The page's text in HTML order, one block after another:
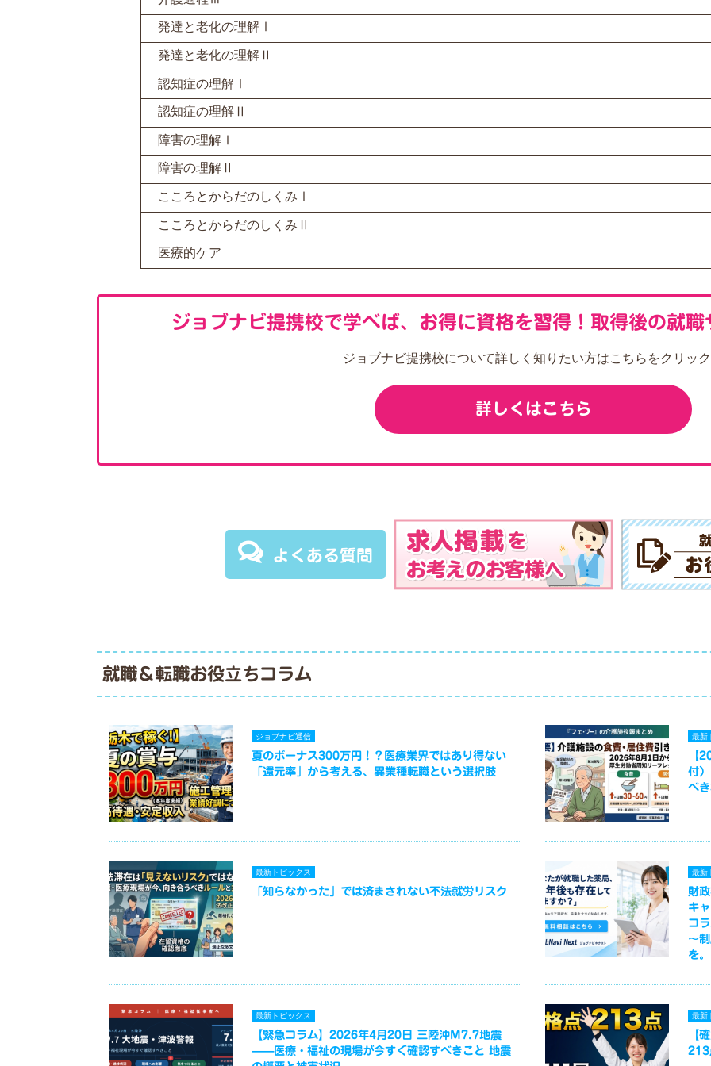
発達と老化の理解Ⅰ
発達と老化の理解Ⅱ
認知症の理解Ⅰ
認知症の理解Ⅱ
障害の理解Ⅰ
障害の理解Ⅱ
こころとからだのしくみⅠ
こころとからだのしくみⅡ
医療的ケア
ジョブナビ提携校で学べば、お得に資格を習得！ 取得後の就
ジョブナビ提携校について詳しく知りたい方はこちらをクリッ
詳しくはこちら
よくある質問
就職＆転職お役立ちコラム
ジョブナビ通信
夏のボーナス300万円！？医療業界ではあり得ない
「還元率」から考える、異業種転職という選択肢
最新
【
付
べ
最新トピックス
「知らなかった」では済まされない不法就労リスク
最新
財
キ
コ
～
を。
最新トピックス
【緊急コラム】2026年4月20日 三陸沖M7.7地震
——医療・福祉の現場が今すぐ確認すべきこと 地震
最新
【
213